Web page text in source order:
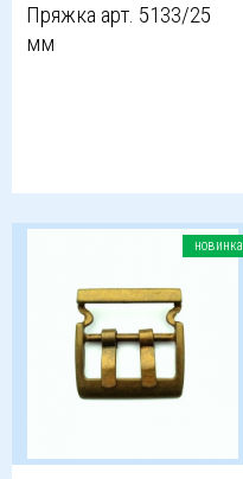
Пряжка арт. 5133/25
мм
новинка